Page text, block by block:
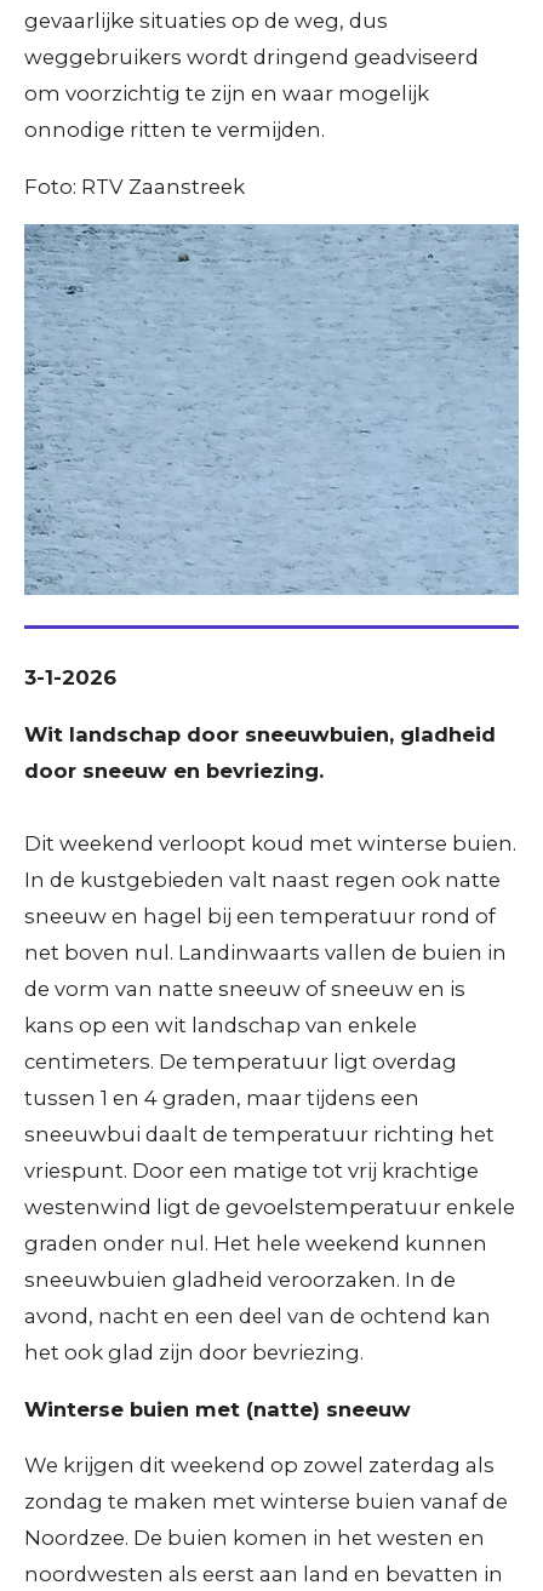
gevaarlijke situaties op de weg, dus
weggebruikers wordt dringend geadviseerd
om voorzichtig te zijn en waar mogelijk
onnodige ritten te vermijden.
Foto: RTV Zaanstreek
3-1-2026
Wit landschap door sneeuwbuien, gladheid
door sneeuw en bevriezing.
Dit weekend verloopt koud met winterse buien.
In de kustgebieden valt naast regen ook natte
sneeuw en hagel bij een temperatuur rond of
net boven nul. Landinwaarts vallen de buien in
de vorm van natte sneeuw of sneeuw en is
kans op een wit landschap van enkele
centimeters. De temperatuur ligt overdag
tussen 1 en 4 graden, maar tijdens een
sneeuwbui daalt de temperatuur richting het
vriespunt. Door een matige tot vrij krachtige
westenwind ligt de gevoelstemperatuur enkele
graden onder nul. Het hele weekend kunnen
sneeuwbuien gladheid veroorzaken. In de
avond, nacht en een deel van de ochtend kan
het ook glad zijn door bevriezing.
Winterse buien met (natte) sneeuw
We krijgen dit weekend op zowel zaterdag als
zondag te maken met winterse buien vanaf de
Noordzee. De buien komen in het westen en
noordwesten als eerst aan land en bevatten in